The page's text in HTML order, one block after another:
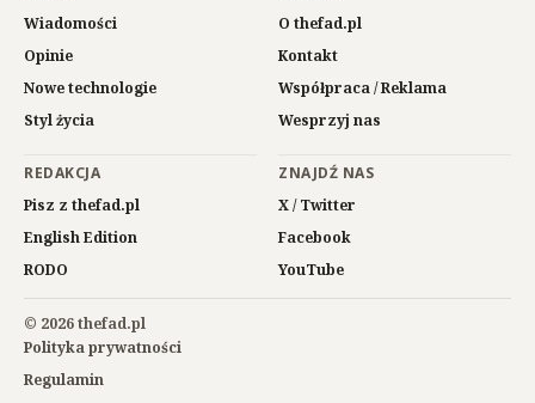
Wiadomości
Opinie
Nowe technologie
Styl życia
O thefad.pl
Kontakt
Współpraca / Reklama
Wesprzyj nas
REDAKCJA
Pisz z thefad.pl
English Edition
RODO
ZNAJDŹ NAS
X / Twitter
Facebook
YouTube
© 2026 thefad.pl
Polityka prywatności
Regulamin